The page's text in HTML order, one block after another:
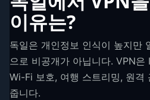
이유는?
독일은 개인정보 인식이 높지만
으로 비공개가 아닙니다. VPN은
Wi-Fi 보호, 여행 스트리밍, 원격
줍니다.